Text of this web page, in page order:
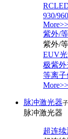
930/
More>>
紫外/
紫外/
EUV
极紫
等离
More>>
脉冲激光器
脉冲激光器
超连